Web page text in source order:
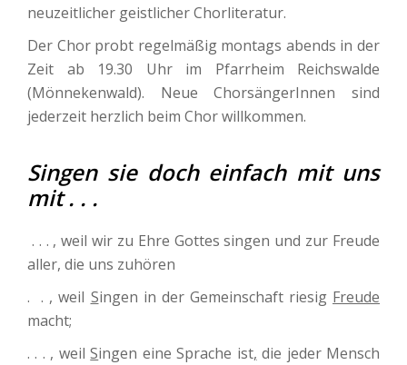
neuzeitlicher geistlicher Chorliteratur.
Der Chor probt regelmäßig montags abends in der
Zeit ab 19.30 Uhr im Pfarrheim Reichswalde
(Mönnekenwald). Neue ChorsängerInnen sind
jederzeit herzlich beim Chor willkommen.
Singen sie doch einfach mit uns
mit . . .
. . . , weil wir zu Ehre Gottes singen und zur Freude
aller, die uns zuhören
. . , weil Singen in der Gemeinschaft riesig Freude
macht;
. . . , weilSingen eine Sprache ist, die jeder Mensch